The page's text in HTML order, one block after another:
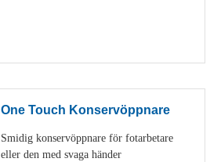
One Touch Konservöppnare
Smidig konservöppnare för fotarbetare
eller den med svaga händer